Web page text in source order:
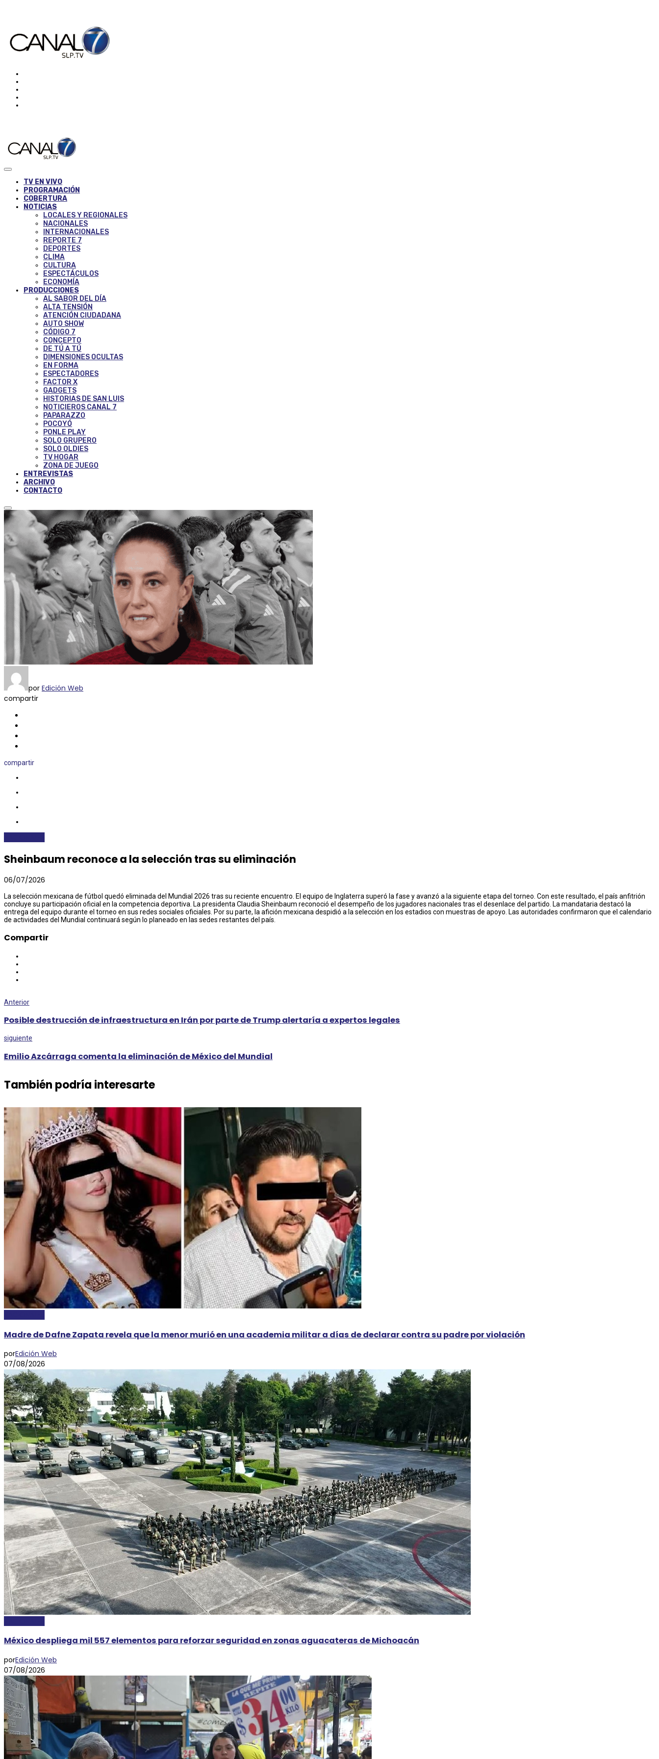
TV EN VIVO
PROGRAMACIÓN
COBERTURA
NOTICIAS
LOCALES Y REGIONALES
NACIONALES
INTERNACIONALES
REPORTE 7
DEPORTES
CLIMA
CULTURA
ESPECTÁCULOS
ECONOMÍA
PRODUCCIONES
AL SABOR DEL DÍA
ALTA TENSIÓN
ATENCIÓN CIUDADANA
AUTO SHOW
CÓDIGO 7
CONCEPTO
DE TÚ A TÚ
DIMENSIONES OCULTAS
EN FORMA
ESPECTADORES
FACTOR X
GADGETS
HISTORIAS DE SAN LUIS
NOTICIEROS CANAL 7
PAPARAZZO
POCOYÓ
PONLE PLAY
SOLO GRUPERO
SOLO OLDIES
TV HOGAR
ZONA DE JUEGO
ENTREVISTAS
ARCHIVO
CONTACTO
por Edición Web
compartir
compartir
Sheinbaum reconoce a la selección tras su eliminación
06/07/2026
La selección mexicana de fútbol quedó eliminada del Mundial 2026 tras su reciente encuentro. El equipo de Inglaterra superó la fase y avanzó a la siguiente etapa del torneo. Con este resultado, el país anfitrión
concluye su participación oficial en la competencia deportiva. La presidenta Claudia Sheinbaum reconoció el desempeño de los jugadores nacionales tras el desenlace del partido. La mandataria destacó la
entrega del equipo durante el torneo en sus redes sociales oficiales. Por su parte, la afición mexicana despidió a la selección en los estadios con muestras de apoyo. Las autoridades confirmaron que el calendario
de actividades del Mundial continuará según lo planeado en las sedes restantes del país.
Compartir
Anterior
Posible destrucción de infraestructura en Irán por parte de Trump alertaría a expertos legales
siguiente
Emilio Azcárraga comenta la eliminación de México del Mundial
También podría interesarte
Madre de Dafne Zapata revela que la menor murió en una academia militar a días de declarar contra su padre por violación
porEdición Web
07/08/2026
México despliega mil 557 elementos para reforzar seguridad en zonas aguacateras de Michoacán
porEdición Web
07/08/2026